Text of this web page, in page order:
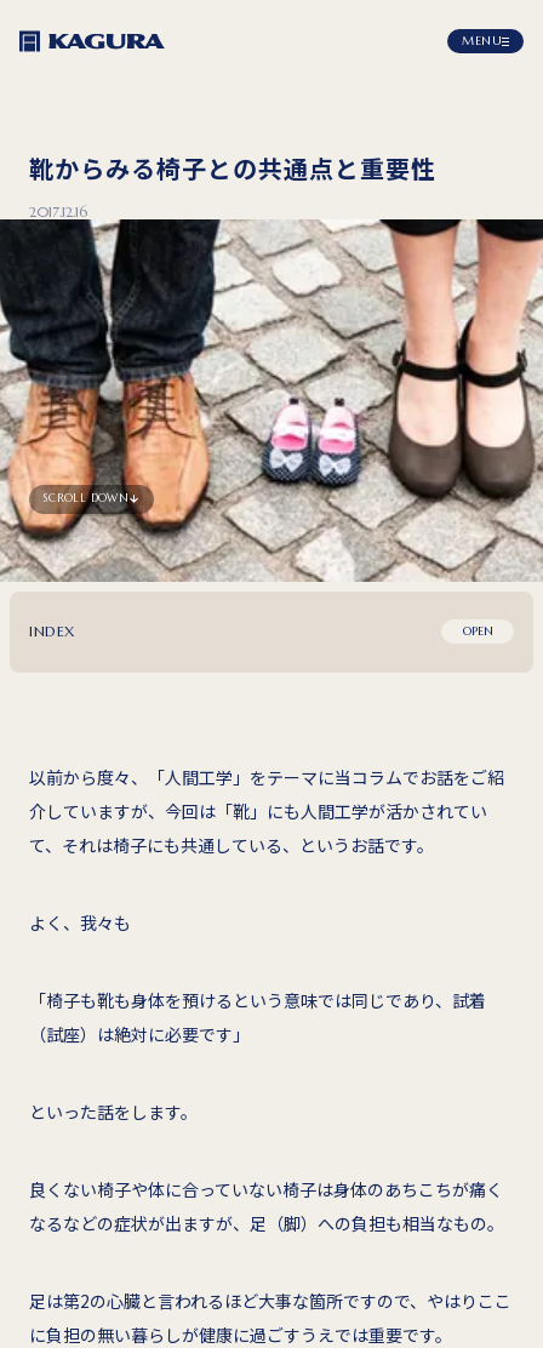
MENU
靴からみる椅子との共通点と重要性
2017.12.16
SCROLL DOWN
INDEX OPEN
以前から度々、「人間工学」をテーマに当コラムでお話をご紹
介していますが、今回は「靴」にも人間工学が活かされてい
て、それは椅子にも共通している、というお話です。
よく、我々も
「椅子も靴も身体を預けるという意味では同じであり、試着
（試座）は絶対に必要です」
といった話をします。
良くない椅子や体に合っていない椅子は身体のあちこちが痛く
なるなどの症状が出ますが、足（脚）への負担も相当なもの。
足は第2の心臓と言われるほど大事な箇所ですので、やはりここ
に負担の無い暮らしが健康に過ごすうえでは重要です。